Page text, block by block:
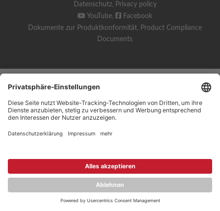
Datenschutz, Privacy policy
YouTube,
Facebook
Dokumente zur Produktkonformität, Product Compliance
Documents